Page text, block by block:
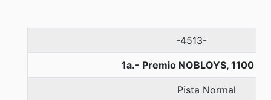
-4513-
1a.- Premio NOBLOYS, 1100
Pista Normal